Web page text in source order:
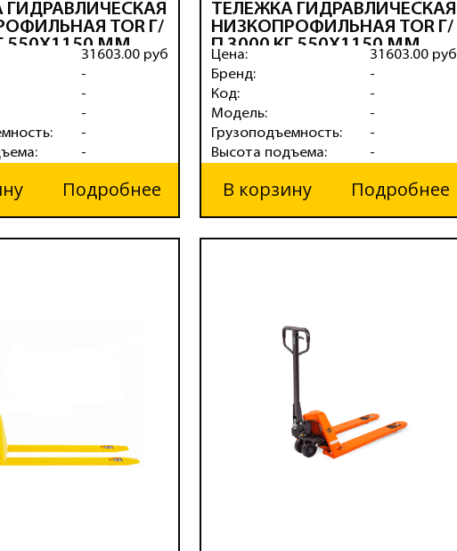
ГИДРАВЛИЧЕСКАЯ
TOR Г/
550Х1150 ММ
31603.00 руб
-
-
-
-
-
Подробнее
ТЕЛЕЖКА ГИДРАВЛИЧЕСКАЯ
НИЗКОПРОФИЛЬНАЯ TOR Г/
П 3000 КГ 550Х1150 ММ
RHP (ПОЛИУРЕТАН.КОЛЕСА)
Цена:
Бренд:
Код:
Модель:
Грузоподъемность:
Высота подъема:
31603.00 руб
-
-
-
-
-
В корзину Подробнее